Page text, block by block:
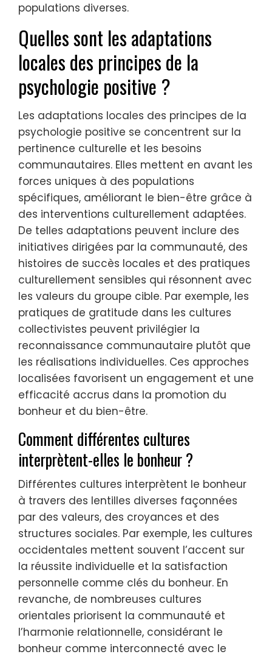
populations diverses.
Quelles sont les adaptations
locales des principes de la
psychologie positive ?
Les adaptations locales des principes de la
psychologie positive se concentrent sur la
pertinence culturelle et les besoins
communautaires. Elles mettent en avant les
forces uniques à des populations
spécifiques, améliorant le bien-être grâce à
des interventions culturellement adaptées.
De telles adaptations peuvent inclure des
initiatives dirigées par la communauté, des
histoires de succès locales et des pratiques
culturellement sensibles qui résonnent avec
les valeurs du groupe cible. Par exemple, les
pratiques de gratitude dans les cultures
collectivistes peuvent privilégier la
reconnaissance communautaire plutôt que
les réalisations individuelles. Ces approches
localisées favorisent un engagement et une
efficacité accrus dans la promotion du
bonheur et du bien-être.
Comment différentes cultures
interprètent-elles le bonheur ?
Différentes cultures interprètent le bonheur
à travers des lentilles diverses façonnées
par des valeurs, des croyances et des
structures sociales. Par exemple, les cultures
occidentales mettent souvent l’accent sur
la réussite individuelle et la satisfaction
personnelle comme clés du bonheur. En
revanche, de nombreuses cultures
orientales priorisent la communauté et
l’harmonie relationnelle, considérant le
bonheur comme interconnecté avec le